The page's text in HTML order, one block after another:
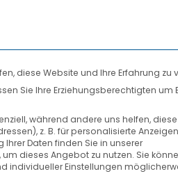
SYSTEMPARTNER
diese Website und Ihre Erfahrung zu
Sie Ihre Erziehungsberechtigten um
während andere uns helfen,
z. B. für personalisierte
Daten finden Sie in unserer
dieses Angebot zu nutzen. Sie
individueller Einstellungen